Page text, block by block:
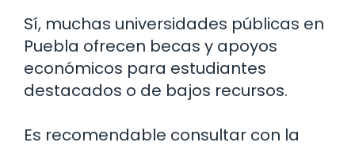
Sí, muchas universidades públicas en
Puebla ofrecen becas y apoyos
económicos para estudiantes
destacados o de bajos recursos.
Es recomendable consultar con la